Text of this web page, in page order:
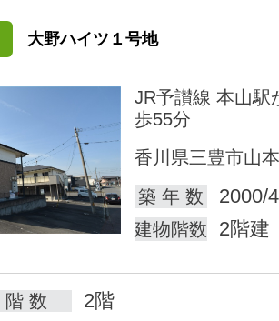
大野ハイツ１号地
JR予讃線 本山駅
歩55分
香川県三豊市山
築 年 数
2000/
建物階数 2階建
階 数 2階